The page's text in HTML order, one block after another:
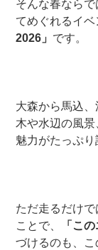
そんな春なら
てめぐれるイベ
2026」 です。
大森から馬込
木や水辺の風
魅力がたっぷり
ただ走るだけ
ことで、
「こ
づけるのも、こ